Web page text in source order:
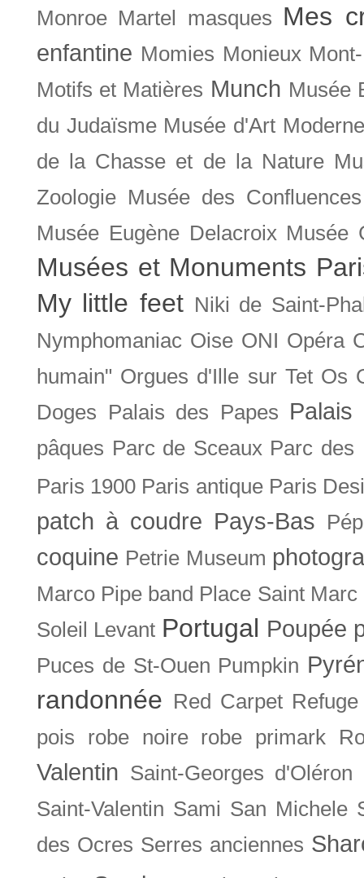
Monroe Martel masques Mes
enfantine Momies Monieux
Motifs et Matières Munch Musée
du Judaïsme Musée d'Art
de la Chasse et de la Nature
Zoologie Musée des Confluences
Musée Eugène Delacroix Musée
Musées et Monuments
My little feet Niki de Saint-
Nymphomaniac Oise ONI Opéra
humain" Orgues d'Ille sur Tet Os
Doges
Palais des Papes Palais
pâques Parc de Sceaux Parc des
Paris 1900 Paris antique Paris
patch à coudre Pays-Bas
coquine Petrie Museum
Marco Pipe band Place Saint Marc
Soleil Levant Portugal Poupée
Puces de St-Ouen Pumpkin
randonnée Red Carpet Refuge
pois
robe noire robe primark
Valentin Saint-Georges d'Oléron
Saint-Valentin Sami San Michele
des Ocres Serres anciennes